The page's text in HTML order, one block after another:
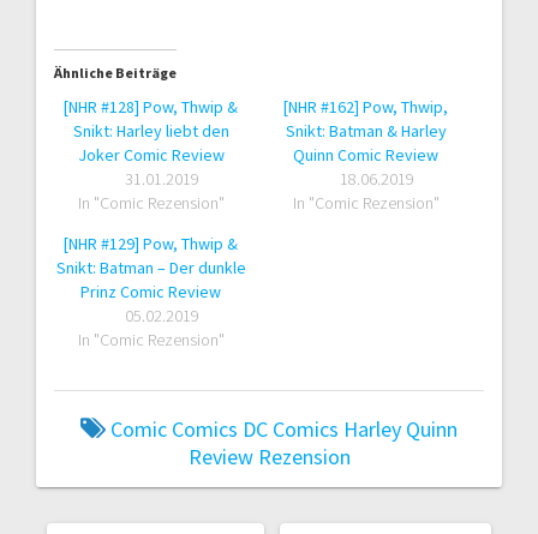
Ähnliche Beiträge
[NHR #128] Pow, Thwip &
Snikt: Harley liebt den
Joker Comic Review
31.01.2019
In "Comic Rezension"
[NHR #162] Pow, Thwip,
Snikt: Batman & Harley
Quinn Comic Review
18.06.2019
In "Comic Rezension"
[NHR #129] Pow, Thwip &
Snikt: Batman – Der dunkle
Prinz Comic Review
05.02.2019
In "Comic Rezension"
Comic Comics DC Comics Harley Quinn
Review Rezension